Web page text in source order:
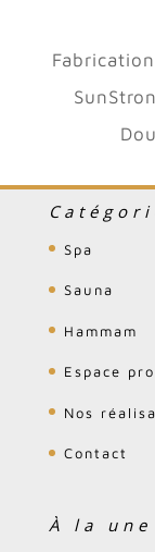
Spa
Sauna
Hammam
Espace
Nos
Contact
À la une